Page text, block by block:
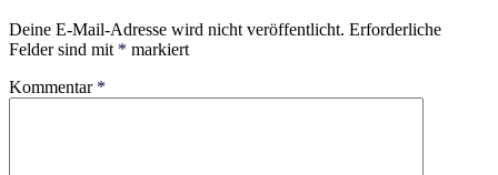
Deine E-Mail-Adresse wird nicht veröffentlicht. Erforderliche
Felder sind mit * markiert
Kommentar *